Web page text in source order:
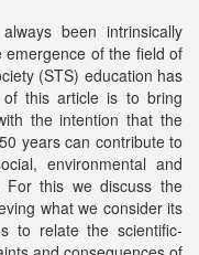
been intrinsically
emergence of the field of
(STS) education has
of this article is to bring
the intention that the
years can contribute to
environmental and
For this we discuss the
what we consider its
to relate the scientific-